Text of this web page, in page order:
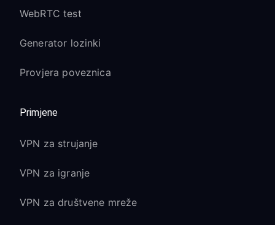
WebRTC test
Generator lozinki
Provjera poveznica
Primjene
VPN za strujanje
VPN za igranje
VPN za društvene mreže